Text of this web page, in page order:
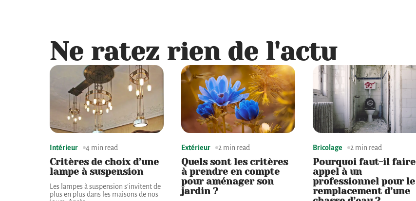
Ne ratez rien de l'actu
Intérieur 4 min read
Critères de choix d’une
lampe à suspension
Les lampes à suspension s’invitent de
plus en plus dans les maisons de nos
Extérieur 2 min read
Quels sont les critères
à prendre en compte
pour aménager son
jardin ?
Bricolage 2 min read
Pourquoi faut-il faire
appel à un
professionnel pour le
remplacement d’une